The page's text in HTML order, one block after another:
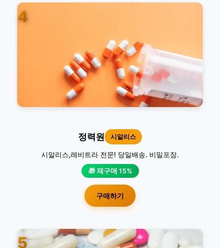
4
정력원 시알리스
시알리스,레비트라 전문! 당일배송. 비밀포장.
🎁 재구매 15%
구매하기
5